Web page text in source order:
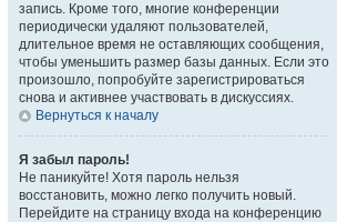
запись. Кроме того, многие конференции
периодически удаляют пользователей,
длительное время не оставляющих сообщения,
чтобы уменьшить размер базы данных. Если это
произошло, попробуйте зарегистрироваться
снова и активнее участвовать в дискуссиях.
Вернуться к началу
Я забыл пароль!
Не паникуйте! Хотя пароль нельзя
восстановить, можно легко получить новый.
Перейдите на страницу входа на конференцию